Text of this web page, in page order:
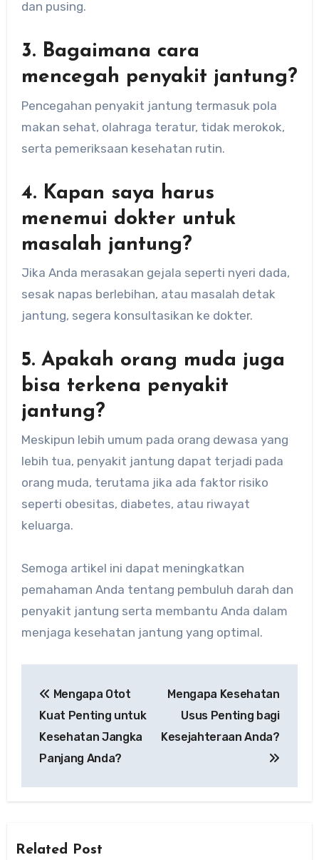
dan pusing.
3. Bagaimana cara
mencegah penyakit jantung?
Pencegahan penyakit jantung termasuk pola
makan sehat, olahraga teratur, tidak merokok,
serta pemeriksaan kesehatan rutin.
4. Kapan saya harus
menemui dokter untuk
masalah jantung?
Jika Anda merasakan gejala seperti nyeri dada,
sesak napas berlebihan, atau masalah detak
jantung, segera konsultasikan ke dokter.
5. Apakah orang muda juga
bisa terkena penyakit
jantung?
Meskipun lebih umum pada orang dewasa yang
lebih tua, penyakit jantung dapat terjadi pada
orang muda, terutama jika ada faktor risiko
seperti obesitas, diabetes, atau riwayat
keluarga.
Semoga artikel ini dapat meningkatkan
pemahaman Anda tentang pembuluh darah dan
penyakit jantung serta membantu Anda dalam
menjaga kesehatan jantung yang optimal.
navigation
Mengapa Otot
Kuat Penting untuk
Kesehatan Jangka
Panjang Anda?
Mengapa Kesehatan
Usus Penting bagi
Kesejahteraan Anda?
Related Post